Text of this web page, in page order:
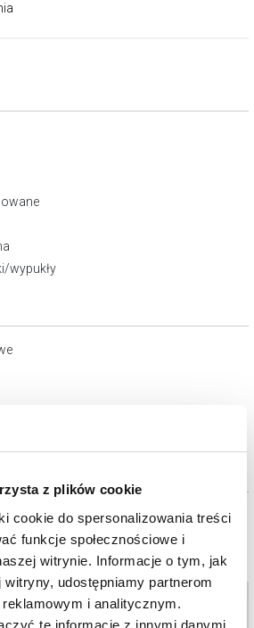
z plików cookie
cookie do spersonalizowania treści
funkcje społecznościowe i
witrynie. Informacje o tym, jak
udostępniamy partnerom
i analitycznym.
te informacje z innymi danymi
wypukły
być naturalnym rytuałem, podobnie jak
symbolizują.
dołączamy eleganckie opakowanie
do ich czyszczenia.